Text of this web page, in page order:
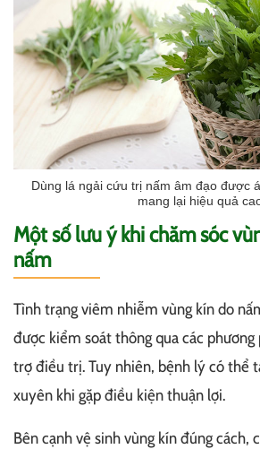
Dùng lá ngải cứu trị nấm âm đạo được
mang lại hiệu quả
Một số lưu ý khi chăm sóc
nấm
Tình trạng viêm nhiễm vùng kín do
được kiểm soát thông qua các
trợ điều trị. Tuy nhiên, bệnh lý có thể
xuyên khi gặp điều kiện thuận lợi.
Bên cạnh vệ sinh vùng kín đúng cách,